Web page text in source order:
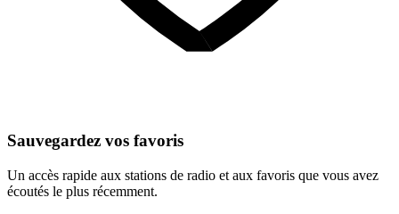
Sauvegardez vos favoris
Un accès rapide aux stations de radio et aux favoris que vous avez
écoutés le plus récemment.